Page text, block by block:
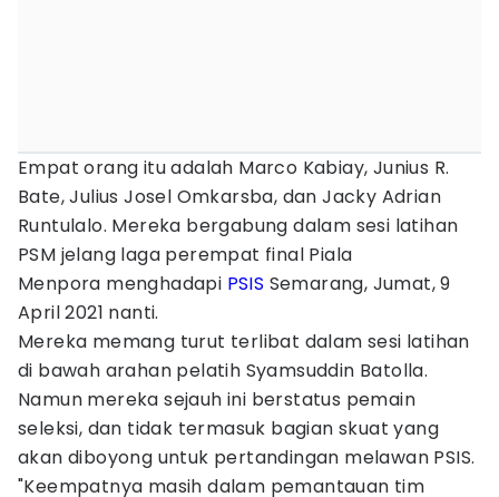
Empat orang itu adalah Marco Kabiay, Junius R.
Bate, Julius Josel Omkarsba, dan Jacky Adrian
Runtulalo. Mereka bergabung dalam sesi latihan
PSM jelang laga perempat final Piala
Menpora menghadapi PSIS Semarang, Jumat, 9
April 2021 nanti.
Mereka memang turut terlibat dalam sesi latihan
di bawah arahan pelatih Syamsuddin Batolla.
Namun mereka sejauh ini berstatus pemain
seleksi, dan tidak termasuk bagian skuat yang
akan diboyong untuk pertandingan melawan PSIS.
"Keempatnya masih dalam pemantauan tim